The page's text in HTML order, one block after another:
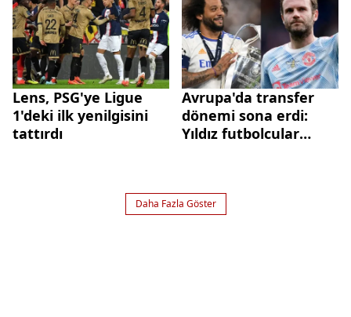
Lens, PSG'ye Ligue
1'deki ilk yenilgisini
tattırdı
Avrupa'da transfer
dönemi sona erdi:
Yıldız futbolcular
Daha Fazla Göster